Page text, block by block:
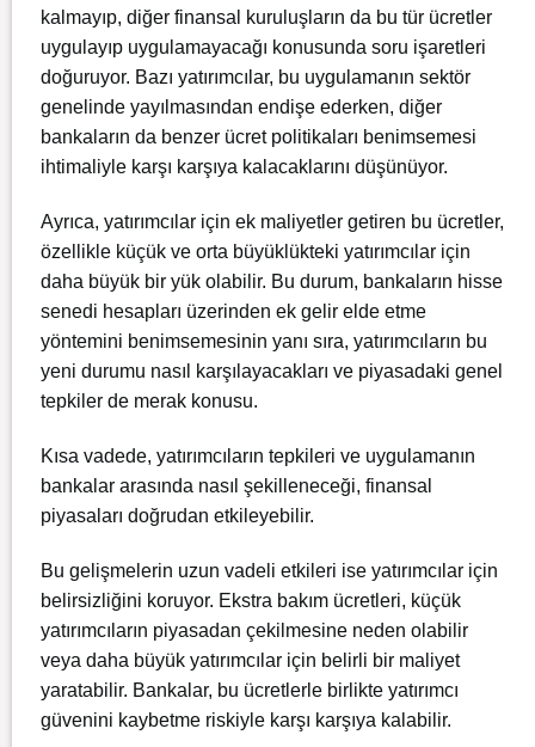
kalmayıp, diğer finansal kuruluşların da bu tür ücretler
uygulayıp uygulamayacağı konusunda soru işaretleri
doğuruyor. Bazı yatırımcılar, bu uygulamanın sektör
genelinde yayılmasından endişe ederken, diğer
bankaların da benzer ücret politikaları benimsemesi
ihtimaliyle karşı karşıya kalacaklarını düşünüyor.
Ayrıca, yatırımcılar için ek maliyetler getiren bu ücretler,
özellikle küçük ve orta büyüklükteki yatırımcılar için
daha büyük bir yük olabilir. Bu durum, bankaların hisse
senedi hesapları üzerinden ek gelir elde etme
yöntemini benimsemesinin yanı sıra, yatırımcıların bu
yeni durumu nasıl karşılayacakları ve piyasadaki genel
tepkiler de merak konusu.
Kısa vadede, yatırımcıların tepkileri ve uygulamanın
bankalar arasında nasıl şekilleneceği, finansal
piyasaları doğrudan etkileyebilir.
Bu gelişmelerin uzun vadeli etkileri ise yatırımcılar için
belirsizliğini koruyor. Ekstra bakım ücretleri, küçük
yatırımcıların piyasadan çekilmesine neden olabilir
veya daha büyük yatırımcılar için belirli bir maliyet
yaratabilir. Bankalar, bu ücretlerle birlikte yatırımcı
güvenini kaybetme riskiyle karşı karşıya kalabilir.